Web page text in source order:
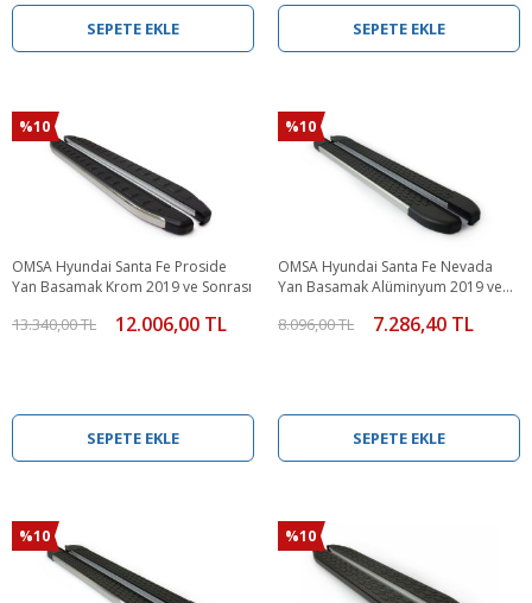
SEPETE EKLE SEPETE EKLE
%10
OMSA Hyundai Santa Fe Proside
Yan Basamak Krom 2019 ve Sonrası
13.340,00 TL 12.006,00 TL
SEPETE EKLE
%10
OMSA Hyundai Santa Fe Nevada
Yan Basamak Alüminyum 2019 ve
8.096,00 TL 7.286,40 TL
SEPETE EKLE
%10 %10